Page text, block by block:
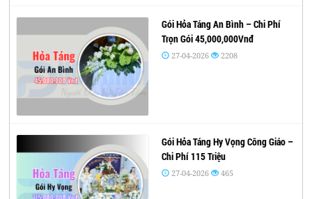
Gói Hỏa Táng An Bình – Chi Phí
Trọn Gói 45,000,000Vnđ
27-04-2026 2208
Gói Hỏa Táng Hy Vọng Công Giáo –
Chi Phí 115 Triệu
27-04-2026 465